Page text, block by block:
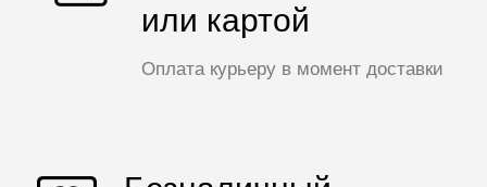
или картой
Оплата курьеру в момент доставки